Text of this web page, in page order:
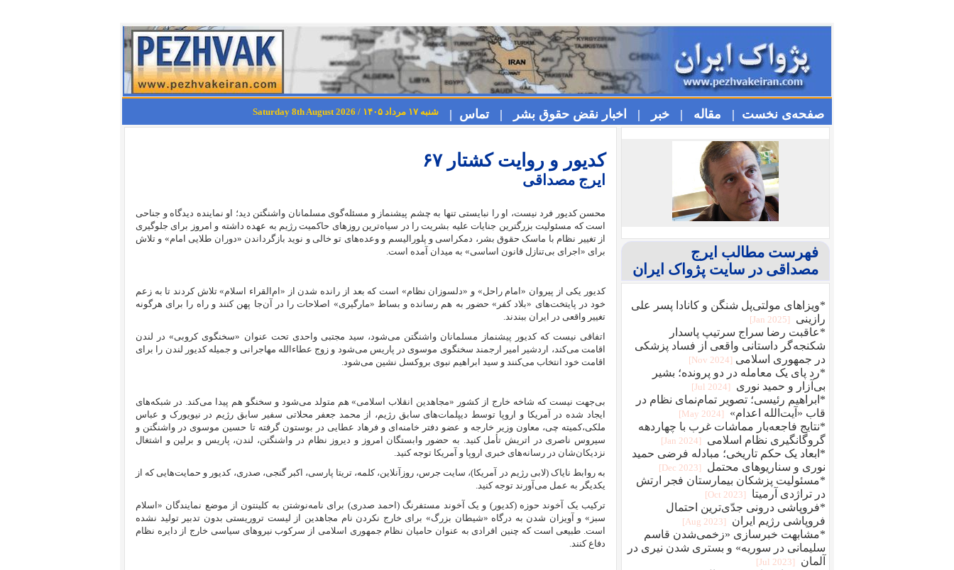
صفحه‌ی نخست | مقاله | خبر | اخبار نقض حقوق بشر | تماس | شنبه ۱۷ مرداد ۱۴۰۵ / Saturday 8th August 2026
کدیور و روایت کشتار ۶۷
ایرج مصداقی
محسن کدیور فرد نیست، او را نبایستی تنها به چشم پیشنماز و مسئله‌‌گوی مسلمانان واشنگتن دید؛ او نماینده دیدگاه و جناحی
است که مسئولیت بزرگترین جنایات علیه بشریت را در سیاه‌ترین روزهای حاکمیت رژیم به عهده داشته و امروز برای جلوگیری
از تغییر نظام با ماسک حقوق بشر، دمکراسی و پلورالیسم و وعده‌های تو خالی و نوید بازگرداندن «دوران طلایی امام» و تلاش
برای «اجرای بی‌‌تنازل قانون اساسی» به میدان آمده است.
کدیور یکی از پیروان «امام راحل» و «دلسوزان نظام» است که بعد از رانده شدن از «ام‌القراء اسلام» تلاش کردند تا به زعم
خود در پایتخت‌های «بلاد کفر» حضور به هم رسانده و بساط «مارگیری» اصلاحات را در آن‌جا پهن کنند و راه را برای هرگونه
تغییر واقعی در ایران ببندند.
اتفاقی نیست که کدیور پیشنماز مسلمانان واشنگتن می‌شود، سید مجتبی واحدی تحت عنوان «سخنگوی کروبی» در لندن
اقامت می‌کند، اردشیر امیر ارجمند سخنگوی موسوی در پاریس می‌شود و زوج عطاءالله مهاجرانی و جمیله کدیور لندن را برای
اقامت خود انتخاب می‌کنند و سید ابراهیم نبوی بروکسل نشین می‌شود.
بی‌جهت نیست که شاخه خارج از کشور «مجاهدین انقلاب اسلامی» هم متولد می‌شود و سخنگو هم پیدا می‌کند. در شبکه‌های
ایجاد شده در آمریکا و اروپا توسط دیپلمات‌های سابق رژیم، از محمد جعفر محلاتی سفیر سابق رژیم در نیویورک و عباس
ملکی،کمیته چی، معاون وزیر خارجه و عضو دفتر خامنه‌ای و فرهاد عطایی در بوستون گرفته تا حسین موسوی در واشنگتن و
سیروس ناصری در اتریش تأمل کنید. به حضور وابستگان امروز و دیروز نظام در واشنگتن، لندن، پاریس و برلین و اشتغال
نزدیکان‌شان در رسانه‌های خبری اروپا و آمریکا توجه کنید.
به روابط نایاک (لابی رژیم در آمریکا)، سایت جرس، روزآنلاین، کلمه، تریتا پارسی، اکبر گنجی، صدری، کدیور و حمایت‌هایی که از
یکدیگر به عمل می‌آورند توجه کنید.
ترکیب یک آخوند حوزه (کدیور) و یک آخوند مستفرنگ (احمد صدری) برای نامه‌نوشتن به کلینتون از موضع نمایندگان «اسلام
سبز» و آویزان شدن به درگاه «شیطان بزرگ» برای خارج نکردن نام مجاهدین از لیست تروریستی بدون تدبیر تولید نشده
است. طبیعی است که چنین افرادی به عنوان حامیان نظام جمهوری اسلامی از سرکوب نیروهای سیاسی خارج از دایره نظام
دفاع کنند.
فهرست مطالب ایرج
مصداقی در سایت پژواک ایران
*ویزا‌های مولتی‌پل شنگن و کانادا پسر علی
رازینی
[2025 Jan]
*عاقبت رضا سراج سرتيپ پاسدار
شکنجه‌گر داستانی واقعی از فساد پزشکی
در جمهوری اسلامی [2024 Nov]
*رد پای یک معامله در دو پرونده؛ بشیر
بی‌آزار و حمید نوری
[2024 Jul]
*ابراهیم رئیسی؛ تصویر تمام‌نمای نظام در
قاب «آیت‌الله اعدام»
[2024 May]
*نتایج فاجعه‌بار مماشات غرب با چهاردهه
گروگانگیری نظام اسلامی
[2024 Jan]
*ابعاد یک حکم تاریخی؛ مبادله فرضی حمید
نوری و سناریوهای محتمل
[2023 Dec]
*مسئولیت پزشکان بیمارستان فجر ارتش
در تراژدی آرمیتا
[2023 Oct]
*فروپاشی درونی جدّی‌ترین احتمال
فروپاشی رژیم ایران
[2023 Aug]
*مشابهت خبرسازی «زخمی‌شدن قاسم
سلیمانی در سوریه» و بستری شدن نیری در
آلمان
[2023 Jul]